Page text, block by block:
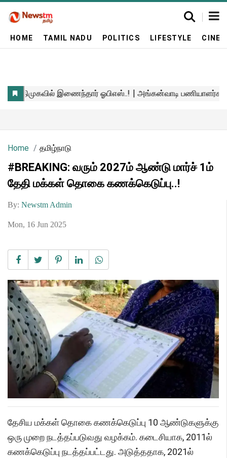
HOME TAMIL NADU POLITICS LIFESTYLE
Home தமிழ்நாடு
#BREAKING: வரும் 2027ம் ஆண்டு மார்ச் 1ம்
தேதி மக்கள் தொகை கணக்கெடுப்பு..!
By: Newstm Admin
Mon, 16 Jun 2025
தேசிய மக்கள் தொகை கணக்கெடுப்பு 10 ஆண்டுகளுக்கு
ஒரு முறை நடத்தப்படுவது வழக்கம். கடைசியாக, 2011ல்
கணக்கெடுப்பு நடத்தப்பட்டது. அடுத்ததாக, 2021ல்